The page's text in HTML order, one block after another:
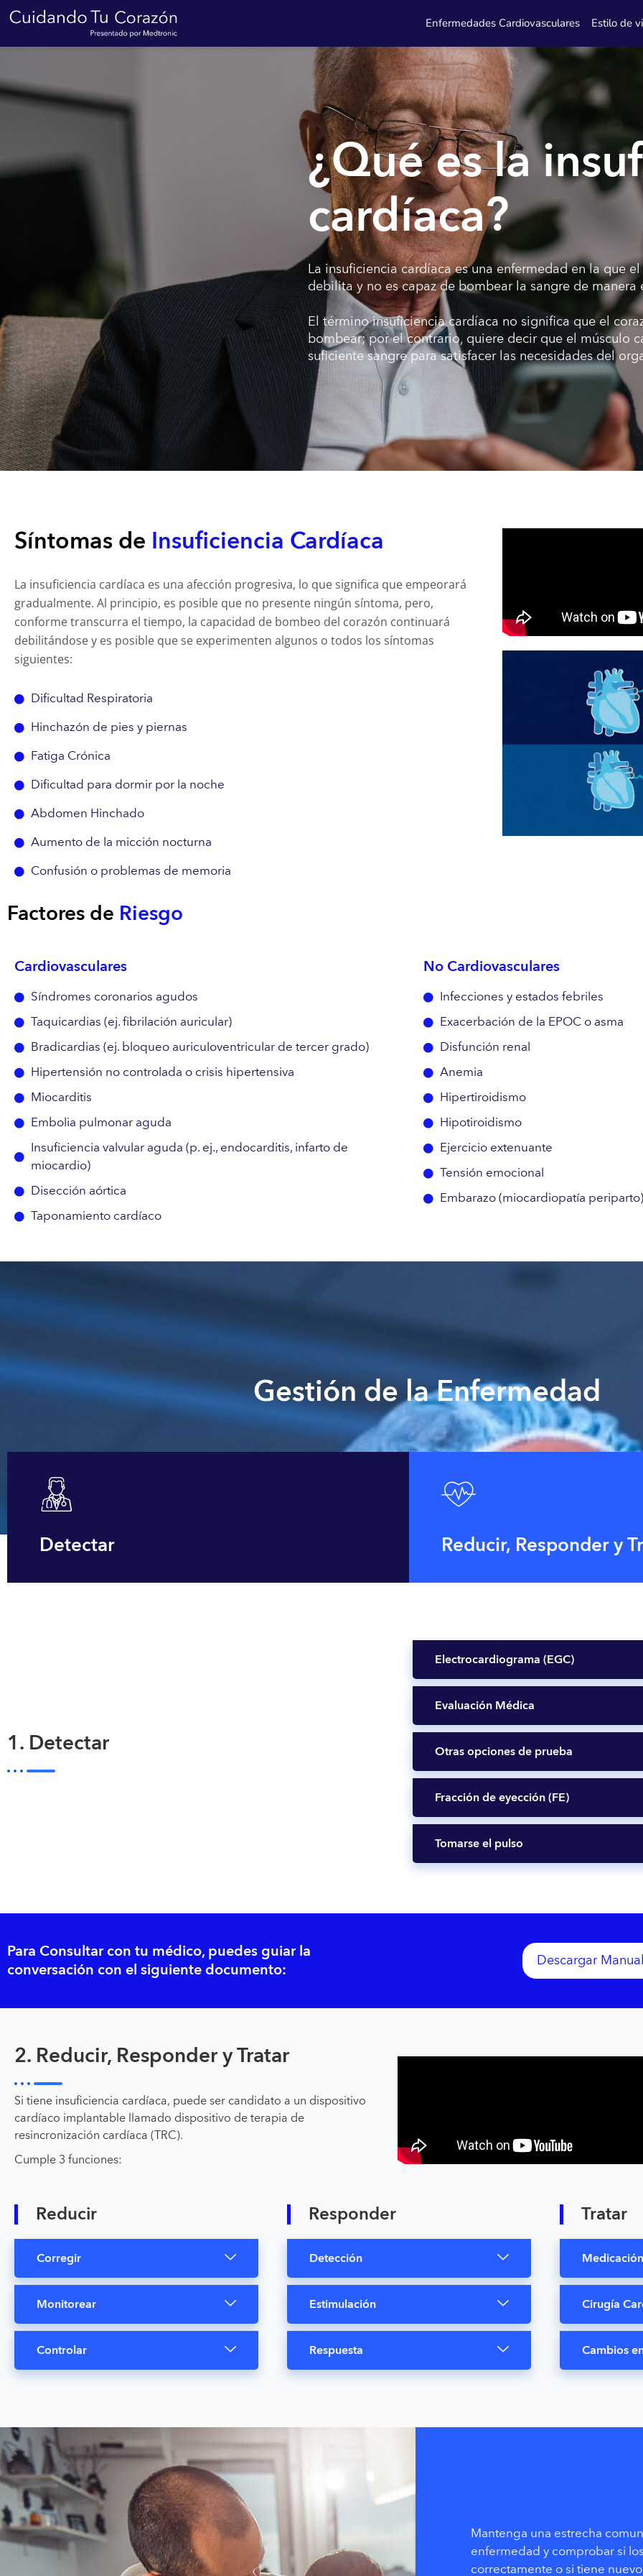
Enfermedades Cardiovasculares Estilo de
¿Qué es la
cardíaca?
La insuficiencia cardíaca es una enfermedad en la que
debilita y no es capaz de bombear la sangre de manera
El término insuficiencia cardíaca no significa que el
bombear; por el contrario, quiere decir que el músculo
suficiente sangre para satisfacer las necesidades del
Síntomas de Insuficiencia Cardíaca
La insuficiencia cardíaca es una afección progresiva, lo que significa que empeorará
gradualmente. Al principio, es posible que no presente ningún síntoma, pero,
conforme transcurra el tiempo, la capacidad de bombeo del corazón continuará
debilitándose y es posible que se experimenten algunos o todos los síntomas
siguientes:
Dificultad Respiratoria
Hinchazón de pies y piernas
Fatiga Crónica
Dificultad para dormir por la noche
Abdomen Hinchado
Aumento de la micción nocturna
Confusión o problemas de memoria
Factores de Riesgo
Cardiovasculares
Síndromes coronarios agudos
Taquicardias (ej. fibrilación auricular)
Bradicardias (ej. bloqueo auriculoventricular de tercer grado)
Hipertensión no controlada o crisis hipertensiva
Miocarditis
Embolia pulmonar aguda
Insuficiencia valvular aguda (p. ej., endocarditis, infarto de
miocardio)
Disección aórtica
Taponamiento cardíaco
No Cardiovasculares
Infecciones y estados febriles
Exacerbación de la EPOC o asma
Disfunción renal
Anemia
Hipertiroidismo
Hipotiroidismo
Ejercicio extenuante
Tensión emocional
Embarazo (miocardiopatía periparto)
Gestión de la Enfermedad
Detectar Reducir, Responder y
1. Detectar
Electrocardiograma (EGC)
Evaluación Médica
Otras opciones de prueba
Fracción de eyección (FE)
Tomarse el pulso
Para Consultar con tu médico, puedes guiar la
conversación con el siguiente documento: Descargar
2. Reducir, Responder y Tratar
Si tiene insuficiencia cardíaca, puede ser candidato a un dispositivo
cardíaco implantable llamado dispositivo de terapia de
resincronización cardíaca (TRC).
Cumple 3 funciones:
Reducir
Corregir
Monitorear
Controlar
Responder
Detección
Estimulación
Respuesta
Tratar
Medicación
Cirugía
Cambios
Mantenga una estrecha
enfermedad y comprobar si
correctamente o si tiene